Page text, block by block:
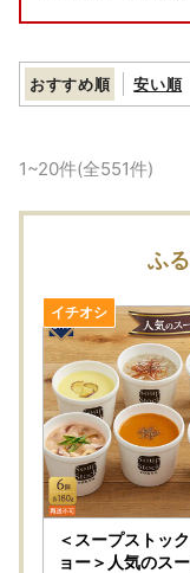
おすすめ順 安い順
1~20件(全551件)
ふ
＜スープストッ
ョー＞人気のス